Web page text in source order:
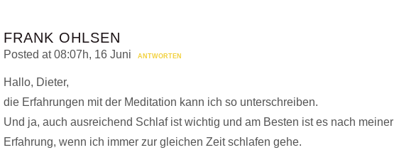
FRANK OHLSEN
Posted at 08:07h, 16 Juni ANTWORTEN
Hallo, Dieter,
die Erfahrungen mit der Meditation kann ich so unterschreiben.
Und ja, auch ausreichend Schlaf ist wichtig und am Besten ist es nach meiner
Erfahrung, wenn ich immer zur gleichen Zeit schlafen gehe.